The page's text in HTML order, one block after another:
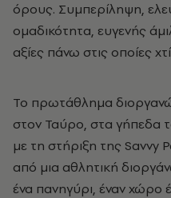
όρους. Συμπερίληψη,
ομαδικότητα, ευγενής
αξίες πάνω στις οποίες
Το πρωτάθλημα
στον Ταύρο, στα γήπεδα
με τη στήριξη της
από μια αθλητική
ένα πανηγύρι, έναν χώρο